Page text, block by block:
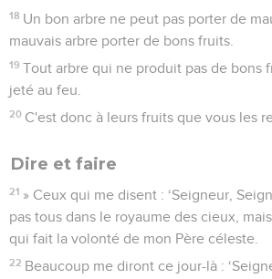
18 Un bon arbre ne peut pas porter de
mauvais arbre porter de bons fruits.
19 Tout arbre qui ne produit pas de bons
jeté au feu.
20 C'est donc à leurs fruits que vous les
Dire et faire
21 » Ceux qui me disent : ‘Seigneur,
pas tous dans le royaume des cieux,
qui fait la volonté de mon Père céleste.
22 Beaucoup me diront ce jour-là :